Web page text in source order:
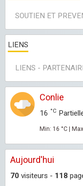
SOUTIEN ET
LIENS
LIENS -
Conlie
16 °C
Min: 16 °C |
Aujourd'hui
70 visiteurs - 118